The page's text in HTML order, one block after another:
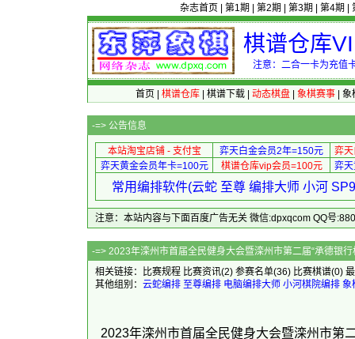
杂志首页 第1期 第2期 第3期 第4期
棋谱仓库
注意：二合一卡为充值
首页 棋谱仓库| 棋谱下载| 动态棋盘| 象棋赛事| 象
-=> 公告信息
本站淘宝店铺 - 支付宝 弈天白金会员2年=150元
弈
弈天黄金会员年卡=100元
棋谱仓库vip会员=100元 弈
常用编排软件(云蛇 至尊 编排大师 小河
注意：本站内容与下面百度广告无关 微信:dpxqcom QQ号
-=> 2023年滦州市首届全民健身大会暨滦州市
相关链接：
比赛规程 比赛资讯(2) 参赛名单(36) 比赛棋谱(0)
其他组别： 云蛇编排 至尊编排 电脑编排大师 小河棋院编排 象
2023年滦州市首届全民健身大会暨滦州市第